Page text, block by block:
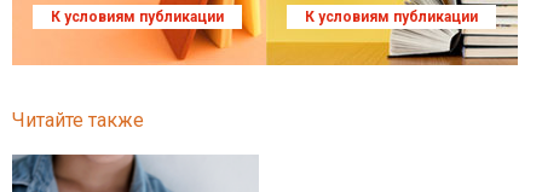
К условиям публикации К условиям публикации
Читайте также